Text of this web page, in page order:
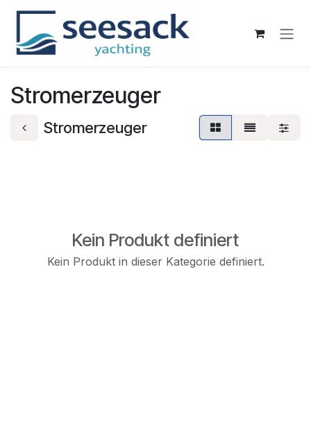
Zum Inhalt springen
Stromerzeuger
Stromerzeuger
Kein Produkt definiert
Kein Produkt in dieser Kategorie definiert.